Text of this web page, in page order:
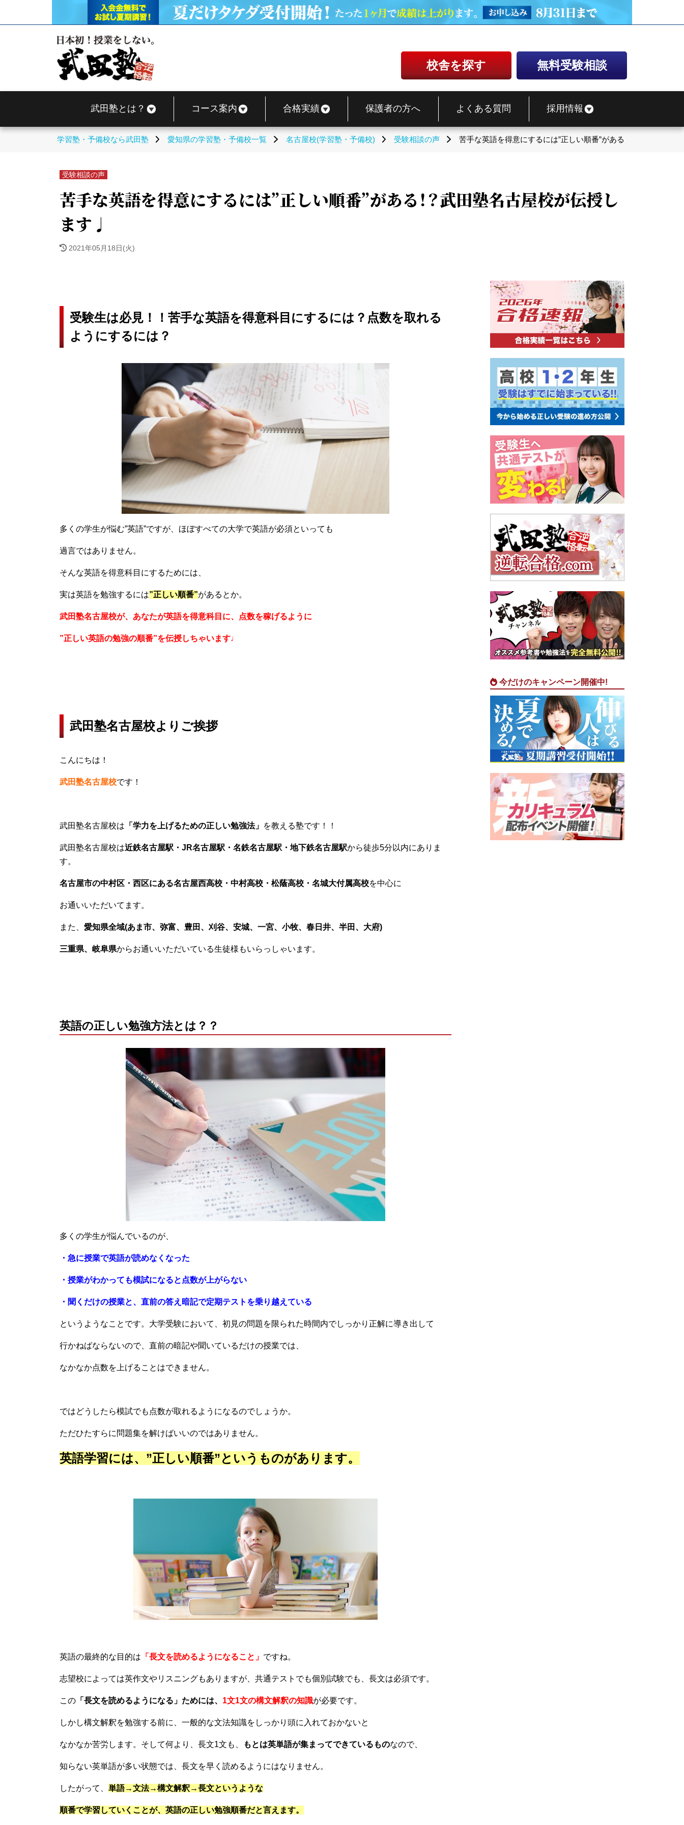
校舎を探す 無料受験相談
武田塾とは？ コース案内 合格実績 保護者の方へ よくある質問 採用情報
学習塾・予備校なら武田塾 愛知県の学習塾・予備校一覧 名古屋校(学習塾・予備校) 受験相談の声 苦手な英語を得意にするには”正しい順番”がある！？武田塾名古
受験相談の声
苦手な英語を得意にするには”正しい順番”がある！？武田塾名古屋校が伝授し
ます♩
2021年05月18日(火)
受験生は必見！！苦手な英語を得意科目にするには？点数を取れる
ようにするには？
多くの学生が悩む”英語”ですが、ほぼすべての大学で英語が必須といっても
過言ではありません。
そんな英語を得意科目にするためには、
実は英語を勉強するには”正しい順番”があるとか。
武田塾名古屋校が、あなたが英語を得意科目に、点数を稼げるように
”正しい英語の勉強の順番”を伝授しちゃいます♩
武田塾名古屋校よりご挨拶
こんにちは！
武田塾名古屋校です！
武田塾名古屋校は 「学力を上げるための正しい勉強法」 を教える塾です！！
武田塾名古屋校は近鉄名古屋駅・JR名古屋駅・名鉄名古屋駅・地下鉄名古屋駅から徒歩5分以内にありま
す。
名古屋市の中村区・西区にある名古屋西高校・中村高校・松蔭高校・名城大付属高校を中心に
お通いいただいてます。
また、 愛知県全域(あま市、弥富、豊田、刈谷、安城、一宮、小牧、春日井、半田、大府)
三重県、岐阜県からお通いいただいている生徒様もいらっしゃいます。
英語の正しい勉強方法とは？？
多くの学生が悩んでいるのが、
・急に授業で英語が読めなくなった
・授業がわかっても模試になると点数が上がらない
・聞くだけの授業と、直前の答え暗記で定期テストを乗り越えている
というようなことです。大学受験において、初見の問題を限られた時間内でしっかり正解に導き出して
行かねばならないので、直前の暗記や聞いているだけの授業では、
なかなか点数を上げることはできません。
ではどうしたら模試でも点数が取れるようになるのでしょうか。
ただひたすらに問題集を解けばいいのではありません。
英語学習には、”正しい順番”というものがあります。
英語の最終的な目的は 「長文を読めるようになること」 ですね。
志望校によっては英作文やリスニングもありますが、共通テストでも個別試験でも、長文は必須です。
この 「長文を読めるようになる」ためには、 1文1文の構文解釈の知識が必要です。
しかし構文解釈を勉強する前に、一般的な文法知識をしっかり頭に入れておかないと
なかなか苦労します。そして何より、長文1文も、 もとは英単語が集まってできているものなので、
知らない英単語が多い状態では、長文を早く読めるようにはなりません。
したがって、 単語→文法→構文解釈→長文というような
順番で学習していくことが、英語の正しい勉強順番だと言えます。
今だけのキャンペーン開催中!